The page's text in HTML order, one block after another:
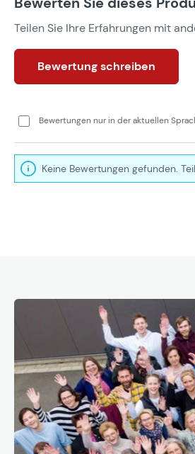
Teilen Sie Ihre Erfahrungen mit
Bewertung schreiben
Bewertungen nur in der aktuellen
Keine Bewertungen gefunden.